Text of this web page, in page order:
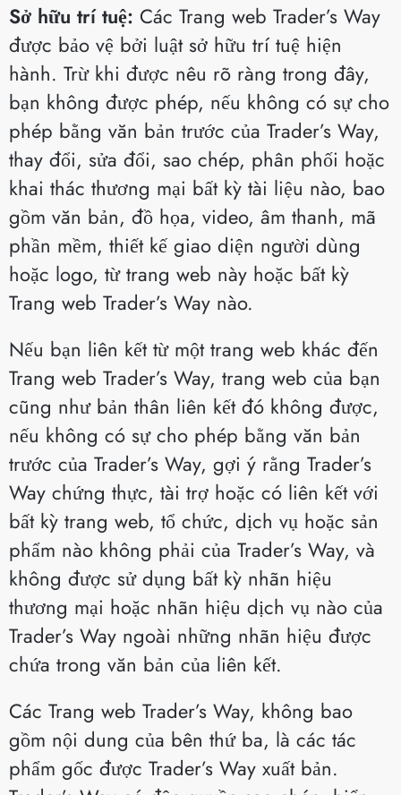
Sở hữu trí tuệ: Các Trang web Trader’s Way
được bảo vệ bởi luật sở hữu trí tuệ hiện
hành. Trừ khi được nêu rõ ràng trong đây,
bạn không được phép, nếu không có sự cho
phép bằng văn bản trước của Trader’s Way,
thay đổi, sửa đổi, sao chép, phân phối hoặc
khai thác thương mại bất kỳ tài liệu nào, bao
gồm văn bản, đồ họa, video, âm thanh, mã
phần mềm, thiết kế giao diện người dùng
hoặc logo, từ trang web này hoặc bất kỳ
Trang web Trader’s Way nào.
Nếu bạn liên kết từ một trang web khác đến
Trang web Trader’s Way, trang web của bạn
cũng như bản thân liên kết đó không được,
nếu không có sự cho phép bằng văn bản
trước của Trader’s Way, gợi ý rằng Trader’s
Way chứng thực, tài trợ hoặc có liên kết với
bất kỳ trang web, tổ chức, dịch vụ hoặc sản
phẩm nào không phải của Trader’s Way, và
không được sử dụng bất kỳ nhãn hiệu
thương mại hoặc nhãn hiệu dịch vụ nào của
Trader’s Way ngoài những nhãn hiệu được
chứa trong văn bản của liên kết.
Các Trang web Trader’s Way, không bao
gồm nội dung của bên thứ ba, là các tác
phẩm gốc được Trader’s Way xuất bản.